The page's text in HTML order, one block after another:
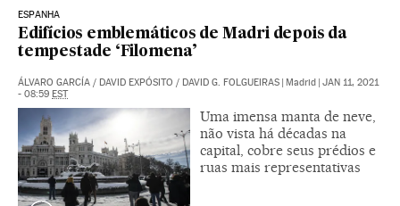
ESPANHA
Edifícios emblemáticos de Madri depois da
tempestade ‘Filomena’
ÁLVARO GARCÍA / DAVID EXPÓSITO / DAVID G. FOLGUEIRAS Madrid
JAN 11, 2021
- 08:59 EST
Uma imensa manta de neve,
não vista há décadas na
capital, cobre seus prédios e
ruas mais representativas